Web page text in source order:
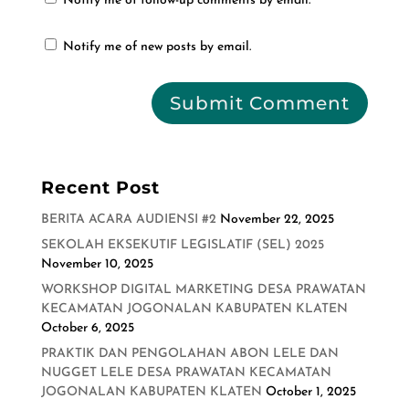
Notify me of new posts by email.
Recent Post
BERITA ACARA AUDIENSI #2 November 22, 2025
SEKOLAH EKSEKUTIF LEGISLATIF (SEL) 2025
November 10, 2025
WORKSHOP DIGITAL MARKETING DESA PRAWATAN
KECAMATAN JOGONALAN KABUPATEN KLATEN
October 6, 2025
PRAKTIK DAN PENGOLAHAN ABON LELE DAN
NUGGET LELE DESA PRAWATAN KECAMATAN
JOGONALAN KABUPATEN KLATEN October 1, 2025